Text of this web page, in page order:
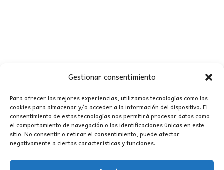
Gestionar consentimiento
Para ofrecer las mejores experiencias, utilizamos tecnologías como las
cookies para almacenar y/o acceder a la información del dispositivo. El
consentimiento de estas tecnologías nos permitirá procesar datos como
el comportamiento de navegación o las identificaciones únicas en este
sitio. No consentir o retirar el consentimiento, puede afectar
negativamente a ciertas características y funciones.
MI CUENTA
INFORMACIÓN
WhatsApp
TikTok
Instagram